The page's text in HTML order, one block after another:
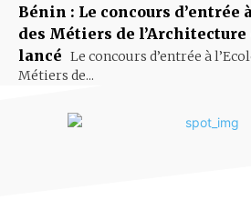
Bénin : Le concours d’entrée
des Métiers de l’Architecture
lancé Le concours d’entrée à
Métiers de...